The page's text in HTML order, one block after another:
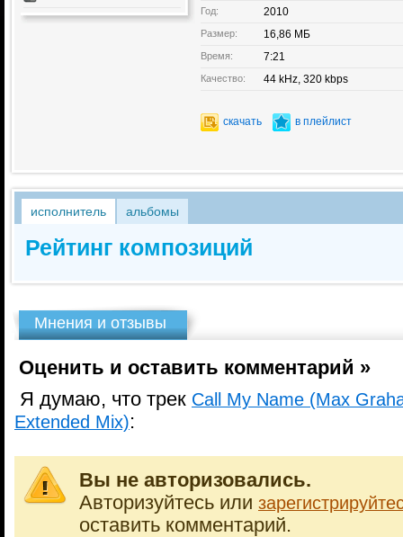
Год: 2010
Размер: 16,86 МБ
Время: 7:21
Качество: 44 kHz, 320 kbps
скачать в плейлист
исполнитель альбомы
Рейтинг композиций
Мнения и отзывы
Оценить и оставить комментарий »
Я думаю, что трек Call My Name (Max
Extended Mix):
Вы не авторизовались.
Авторизуйтесь или
оставить комментарий.